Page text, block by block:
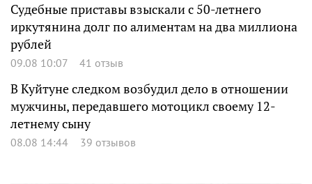
Судебные приставы взыскали с 50-летнего
иркутянина долг по алиментам на два миллиона
рублей
09.08 10:07 41 отзыв
В Куйтуне следком возбудил дело в отношении
мужчины, передавшего мотоцикл своему 12-
летнему сыну
08.08 14:44 39 отзывов